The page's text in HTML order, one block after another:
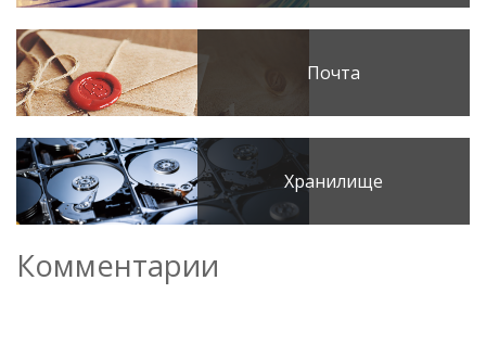
Почта
Хранилище
Комментарии